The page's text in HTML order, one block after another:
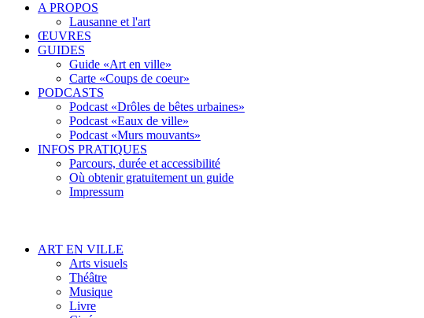
A PROPOS
Lausanne et l'art
ŒUVRES
GUIDES
Guide «Art en ville»
Carte «Coups de coeur»
PODCASTS
Podcast «Drôles de bêtes urbaines»
Podcast «Eaux de ville»
Podcast «Murs mouvants»
INFOS PRATIQUES
Parcours, durée et accessibilité
Où obtenir gratuitement un guide
Impressum
ART EN VILLE
Arts visuels
Théâtre
Musique
Livre